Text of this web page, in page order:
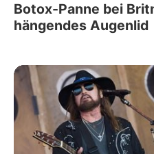
Botox-Panne bei
hängendes Augenlid